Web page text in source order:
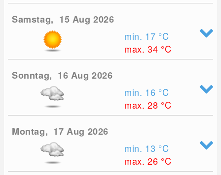
Samstag, 15 Aug 2026
min. 17 °C
max. 34 °C
Sonntag, 16 Aug 2026
min. 16 °C
max. 28 °C
Montag, 17 Aug 2026
min. 13 °C
max. 26 °C